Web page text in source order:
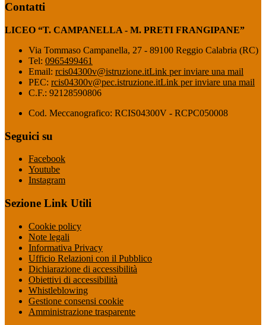
Contatti
LICEO “T. CAMPANELLA - M. PRETI FRANGIPANE”
Via Tommaso Campanella, 27 - 89100 Reggio Calabria (RC)
Tel: 0965499461
Email: rcis04300v@istruzione.itLink per inviare una mail
PEC: rcis04300v@pec.istruzione.itLink per inviare una mail
C.F.: 92128590806
Cod. Meccanografico: RCIS04300V - RCPC050008
Seguici su
Facebook
Youtube
Instagram
Sezione Link Utili
Cookie policy
Note legali
Informativa Privacy
Ufficio Relazioni con il Pubblico
Dichiarazione di accessibilità
Obiettivi di accessibilità
Whistleblowing
Gestione consensi cookie
Amministrazione trasparente